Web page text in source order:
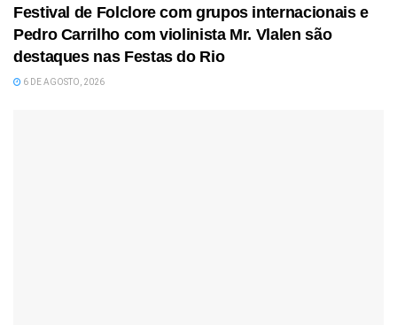
Festival de Folclore com grupos internacionais e
Pedro Carrilho com violinista Mr. Vlalen são
destaques nas Festas do Rio
6 DE AGOSTO, 2026